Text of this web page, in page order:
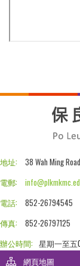
地址:
38 Wah Ming
電郵:
電話:
852-26794545
傳真:
852-26797125
辦公時間: 星期一至五
網頁地圖